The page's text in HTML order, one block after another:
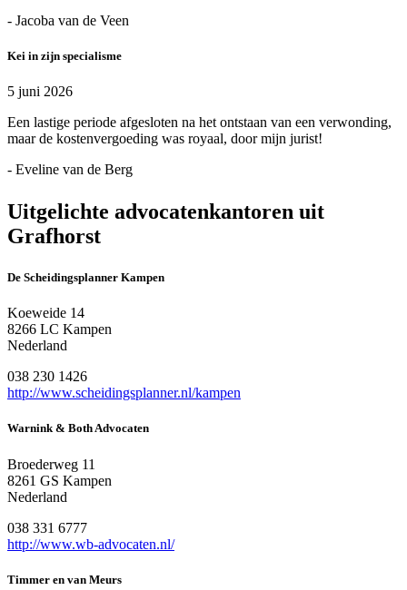
- Jacoba van de Veen
Kei in zijn specialisme
5 juni 2026
Een lastige periode afgesloten na het ontstaan van een verwonding,
maar de kostenvergoeding was royaal, door mijn jurist!
- Eveline van de Berg
Uitgelichte advocatenkantoren uit
Grafhorst
De Scheidingsplanner Kampen
Koeweide 14
8266 LC Kampen
Nederland
038 230 1426
http://www.scheidingsplanner.nl/kampen
Warnink & Both Advocaten
Broederweg 11
8261 GS Kampen
Nederland
038 331 6777
http://www.wb-advocaten.nl/
Timmer en van Meurs